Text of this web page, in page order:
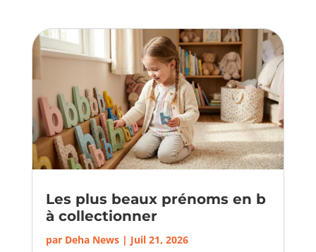
Les plus beaux prénoms en b
à collectionner
par Deha News| Juil 21, 2026